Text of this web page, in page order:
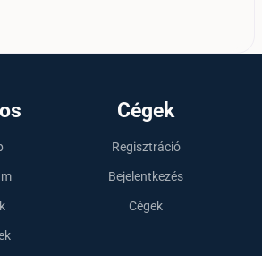
Cégek
Regisztráció
Bejelentkezés
Cégek